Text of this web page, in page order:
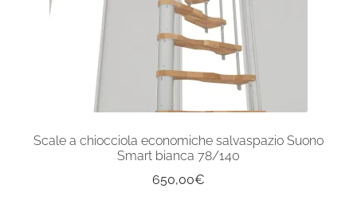
Scale a chiocciola economiche salvaspazio Suono
Smart bianca 78/140
650,00€